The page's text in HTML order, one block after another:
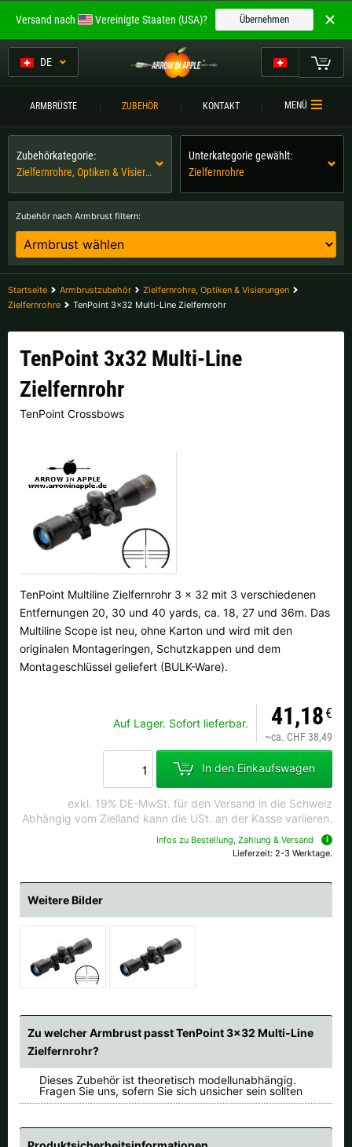
DE
ARMBRÜSTE ZUBEHÖR KONTAKT MENÜ
Zubehör nach Armbrust filtern:
Zubehörkategorie:
Zielfernrohre, Optiken & Visierungen
Unterkategorie gewählt:
Zielfernrohre
Startseite Armbrustzubehör
Zielfernrohre, Optiken & Visierungen
Zielfernrohre
TenPoint 3x32 Multi-Line Zielfernrohr
TenPoint 3x32 Multi-Line
Zielfernrohr
TenPoint Crossbows
TenPoint Multiline Zielfernrohr 3 x 32 mit 3 verschiedenen
Entfernungen 20, 30 und 40 yards, ca. 18, 27 und 36m. Das
Multiline Scope ist neu, ohne Karton und wird mit den
originalen Montageringen, Schutzkappen und dem
Montageschlüssel geliefert (BULK-Ware).
Auf Lager. Sofort lieferbar. 41,18€
~ca. CHF 38,49
In den Einkaufswagen
exkl. 19% DE-MwSt. für den Versand in die Schweiz
Abhängig vom Zielland kann die USt. an der Kasse variieren.
Infos zu Bestellung, Zahlung & Versand
Lieferzeit: 2-3 Werktage.
Weitere Bilder
Zu welcher Armbrust passt TenPoint 3x32 Multi-Line
Zielfernrohr?
Dieses Zubehör ist theoretisch modellunabhängig.
Fragen Sie uns, sofern Sie sich unsicher sein sollten
Willkommen bei
ARROW IN APPLE
Die besten Armbrüste.
Bitte wählen Sie Ihre Sprache aus:
Englisch Deutsch (DE)
Deutsch (AT) Deutsch (CH)
Bitte wählen Sie Ihre Versandregion:
Belgien |€ Bulgarien |лв
Finnland |€ Frankreich |
Italien |€
Niederlande |
Portugal |€
Schweiz |
Tschechien | Kč Ungarn | Ft
weitere Länder, siehe unten
Ok
Sollte Ihr Land nicht verfübar sein, keine Sorge - wählen Sie einfach
"Schweiz" aus. Und erfragen die Versandkosten bei der Bestellung.
Versand nach Vereinigte Staaten (USA)? Übernehmen
Mein Warenkorb
ARMBRÜSTE
ARMBRUSTVERGLEICH
ZUBEHÖR
KONTAKT